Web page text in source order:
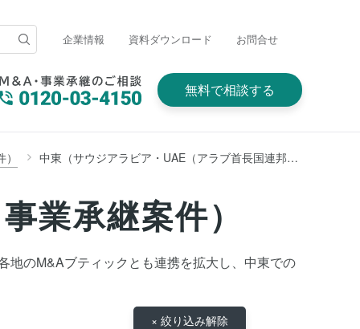
企業情報 資料ダウンロード お問合せ
無料で相談する
中東（サウジアラビア・UAE（アラブ首長国連邦）・イラン・トルコ・アフガニスタン・イスラエルほか）
業承継案件）
地のM&Aブティックとも連携を拡大し、中東での
× 絞り込み解除